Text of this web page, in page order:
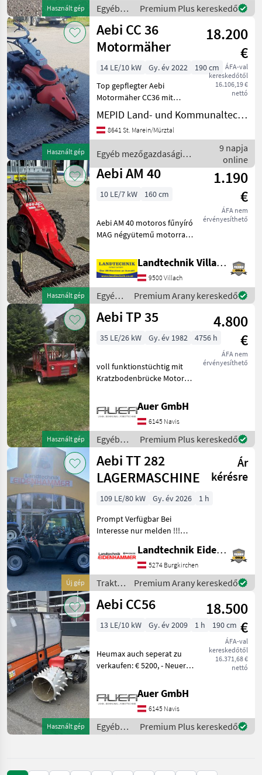
Használt gép
Motoros rotációs fűkaszák
Egyéb
mezőgazdasági
erőgépek
/ Aebi
Premium Plus kereskedő
Használt gép
Aebi CC 36
Motormäher
18.200
€
ÁFA-val
kereskedőtől
16.106,19 €
nettó
14 LE/10 kW Gy. év 2022
190 cm
Top gepflegter Aebi
Motormäher CC36 mit
folgender Ausstattung: -
Briggs & Stratton Vanguard
Benzinmotor - 10,
Regler, Reversierstarter
MEPID Land- und Kommunaltechnik GmbH
8641 St. Marein/Mürztal
Egyéb mezőgazdasági
erőgépek / Aebi
9 napja
online
Használt gép
Aebi AM 40
1.190
€
ÁFA nem
érvényesíthető
10 LE/7 kW 160 cm
Aebi AM 40 motoros fűnyíró
MAG négyütemű motorral,
hátrameneti fokozattal, 1, 6
m-es ujjas vágókerettel,
gumiabroncsokkal,
hobbiból használt gép, h
Landtechnik Villach GmbH
9500 Villach
Egyéb
mezőgazdasági
erőgépek
Premium Arany kereskedő
Használt gép
Aebi TP 35
4.800
€
ÁFA nem
érvényesíthető
35 LE/26 kW Gy. év 1982 4756 h
voll funktionstüchtig mit
Kratzbodenbrücke Motor
Diesel, összkerékhajtás,
ikerkerekek, utasülés Egyéb
mezőgazdasági erőgépek
Transporter és
Auer GmbH
6145 Navis
Egyéb
mezőgazdasági
erőgépek
/ Aebi
Premium Plus kereskedő
Új gép
Aebi TT 282
LAGERMASCHINE
Ár
kérésre
109 LE/80 kW Gy. év 2026
1 h
Prompt Verfügbar Bei
Interesse nur melden !!!
Pongau !!! Aebi Terratrac
Ausführung - 109PS -
Landtechnik Eidenhammer GmbH
5274 Burgkirchen
Traktorok
/ Aebi
Premium Arany kereskedő
Használt gép
Aebi CC56
18.500
€
ÁFA-val
kereskedőtől
16.371,68 €
nettó
13 LE/10 kW Gy. év 2009 1 h 190 cm
Heumax auch seperat zu
verkaufen: € 5200, - Neuer
motor-típus: Benzin,
hidrosztatikus, , Kaszaujjas
gerendely, , kormánykaros
kormányzás, : h
Auer GmbH
6145 Navis
Egyéb
mezőgazdasági
Premium Plus kereskedő